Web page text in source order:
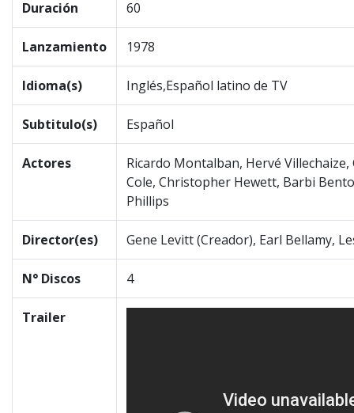
Duración 60
Lanzamiento 1978
Idioma(s) Inglés,Español latino de TV
Subtitulo(s) Español
Actores
Ricardo Montalban, Hervé
Cole, Christopher Hewett, Barbi
Phillips
Director(es) Gene Levitt (Creador), Earl Bellamy,
N° Discos 4
Trailer